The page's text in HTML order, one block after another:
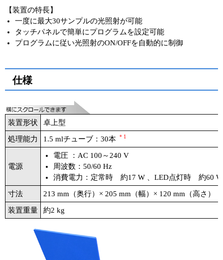
【装置の特長】
一度に最大30サンプルの光照射が可能
タッチパネルで簡単にプログラムを設定可能
プログラムに従い光照射のON/OFFを自動的に制御
仕様
装置形状 卓上型
処理能力 1.5 mlチューブ：30本 ＊1
電源
電圧 ：AC 100～240 V
周波数：50/60 Hz
消費電力：定常時 約17 W 、LED点灯時 約60 W
寸法 213 mm（奥行）× 205 mm（幅）× 120 mm（高さ）
装置重量 約2 kg